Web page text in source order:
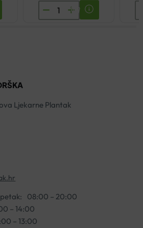
BIOVITALIS
BIOLAKS
Ljekarne Plantak
08:00 – 20:00
– 14:00
– 13:00